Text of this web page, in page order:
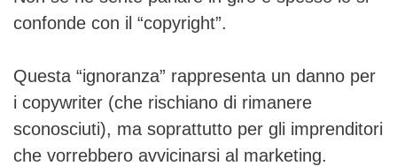
confonde con il “copyright”.
Questa “ignoranza” rappresenta un danno per
i copywriter (che rischiano di rimanere
sconosciuti), ma soprattutto per gli imprenditori
che vorrebbero avvicinarsi al marketing.